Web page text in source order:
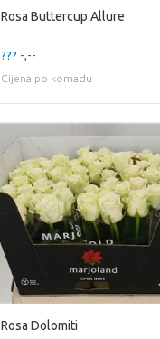
Rosa Buttercup Allure
??? -,--
Cijena po komadu
Rosa Dolomiti